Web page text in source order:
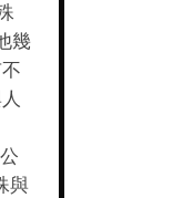
幾
與